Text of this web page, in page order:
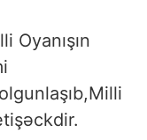
Oyanışın